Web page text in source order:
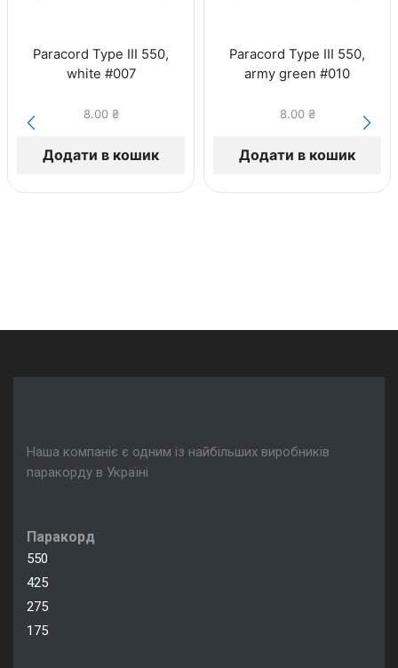
Paracord Type III 550,
white #007
8.00₴
Додати в кошик
Paracord Type III 550,
army green #010
8.00₴
Додати в кошик
Наша компаніє є одним із найбільших виробників
паракорду в Україні
Паракорд
550
425
275
175